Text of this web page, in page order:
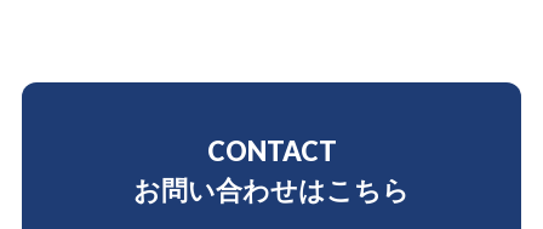
CONTACT
お問い合わせはこちら